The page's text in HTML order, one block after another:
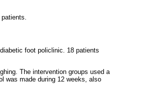
foot policlinic. 18 patients
The intervention groups used a
was made during 12 weeks, also